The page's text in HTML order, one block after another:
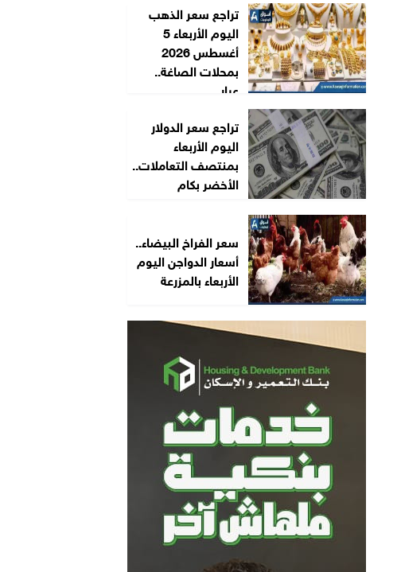
تراجع سعر الذهب
اليوم الأربعاء 5
أغسطس 2026
بمحلات الصاغة..
عيار...
تراجع سعر الدولار
اليوم الأربعاء
بمنتصف التعاملات..
الأخضر بكام
سعر الفراخ البيضاء..
أسعار الدواجن اليوم
الأربعاء بالمزرعة